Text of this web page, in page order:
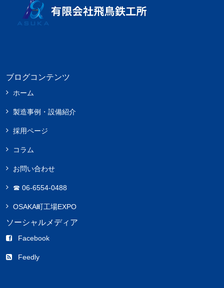
ブログコンテンツ
ホーム
製造事例・設備紹介
採用ページ
コラム
お問い合わせ
☎︎ 06-6554-0488
OSAKA町工場EXPO
ソーシャルメディア
Facebook
Feedly